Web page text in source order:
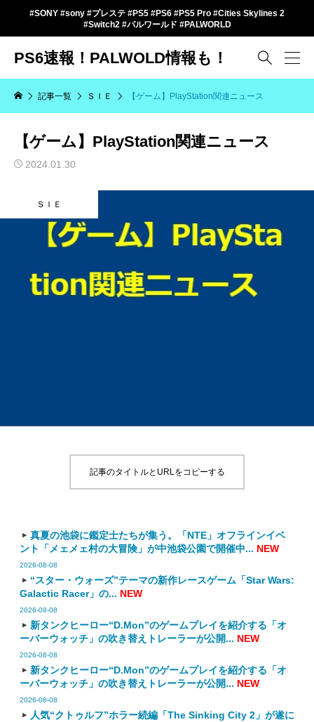
#SONY #sony #プレステ #PS5 #PS6 #PS5 Pro #Cities Skylines 2
#Switch2 #パルワールド #PALWORLD
PS6速報！PALWOLD情報も！ 
記事一覧 ＳＩＥ 【ゲーム】PlayStation関連ニュース
【ゲーム】PlayStation関連ニュース
2024.01.30
ＳＩＥ
記事のタイトルとURLをコピーする
真夏の池袋に鑑定士たちが集う。「NTE」オフラインイベ
ント「メェメェ村の大冒険」が中池袋公園で開催中... NEW
2026-08-08
“スター・ウォーズ”テーマの新作レースゲーム「Star Wars:
Galactic Racer」の... NEW
2026-08-08
新タンクヒーロー“D.Mon”のゲームプレイを紹介する「オ
ーバーウォッチ」の吹き替えトレーラーが公開... NEW
2026-08-08
新タンクヒーロー“D.Mon”のゲームプレイを紹介する「オ
ーバーウォッチ」の吹き替えトレーラーが公開... NEW
2026-08-08
人気“クトゥルフ”ホラー続編「The Sinking City 2」が遂に